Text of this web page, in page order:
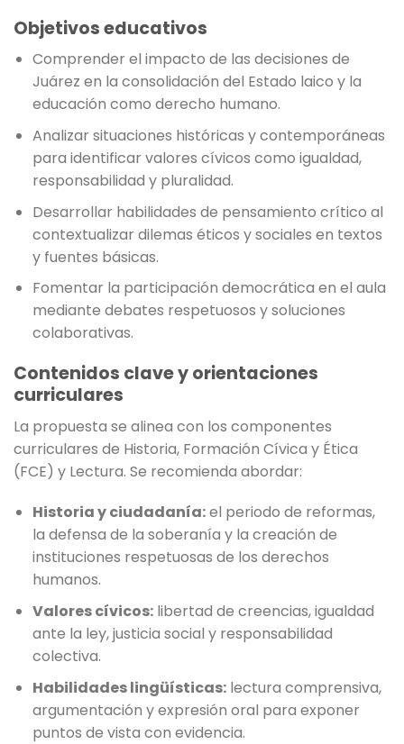
Objetivos educativos
Comprender el impacto de las decisiones de
Juárez en la consolidación del Estado laico y la
educación como derecho humano.
Analizar situaciones históricas y contemporáneas
para identificar valores cívicos como igualdad,
responsabilidad y pluralidad.
Desarrollar habilidades de pensamiento crítico al
contextualizar dilemas éticos y sociales en textos
y fuentes básicas.
Fomentar la participación democrática en el aula
mediante debates respetuosos y soluciones
colaborativas.
Contenidos clave y orientaciones
curriculares
La propuesta se alinea con los componentes
curriculares de Historia, Formación Cívica y Ética
(FCE) y Lectura. Se recomienda abordar:
Historia y ciudadanía:el periodo de reformas,
la defensa de la soberanía y la creación de
instituciones respetuosas de los derechos
humanos.
Valores cívicos:libertad de creencias, igualdad
ante la ley, justicia social y responsabilidad
colectiva.
Habilidades lingüísticas:lectura comprensiva,
argumentación y expresión oral para exponer
puntos de vista con evidencia.